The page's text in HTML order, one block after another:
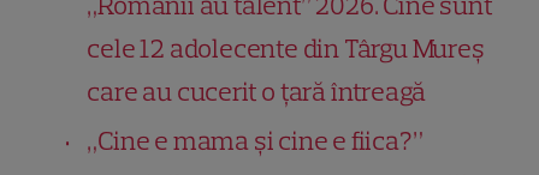
cele 12 adolecente din Târgu Mureș
care au cucerit o țară întreagă
„Cine e mama și cine e fiica?”